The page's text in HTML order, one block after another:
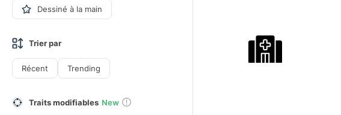
Dessiné à la main
Trier par
Récent Trending
Traits modifiables New